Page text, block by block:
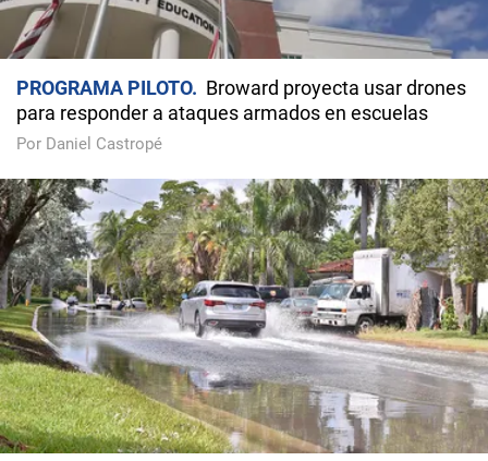
PROGRAMA PILOTO
Broward proyecta usar drones
para responder a ataques armados en escuelas
Por Daniel Castropé